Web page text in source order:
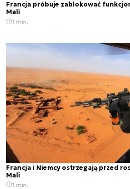
Francja próbuje zablokować
Mali
1 min.
Francja i Niemcy ostrzegają przed
Mali
1 min.